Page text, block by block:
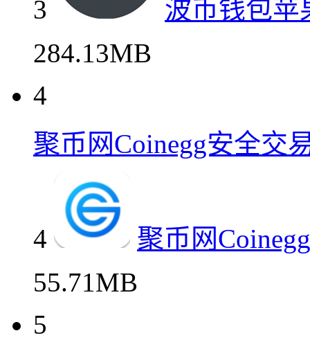
3
波币钱包苹
284.13MB
4
聚币网Coinegg安全交
4
聚币网
55.71MB
5